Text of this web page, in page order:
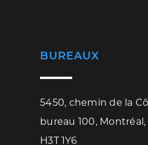
BUREAUX
5450, chemin de la
bureau 100,
H3T 1Y6